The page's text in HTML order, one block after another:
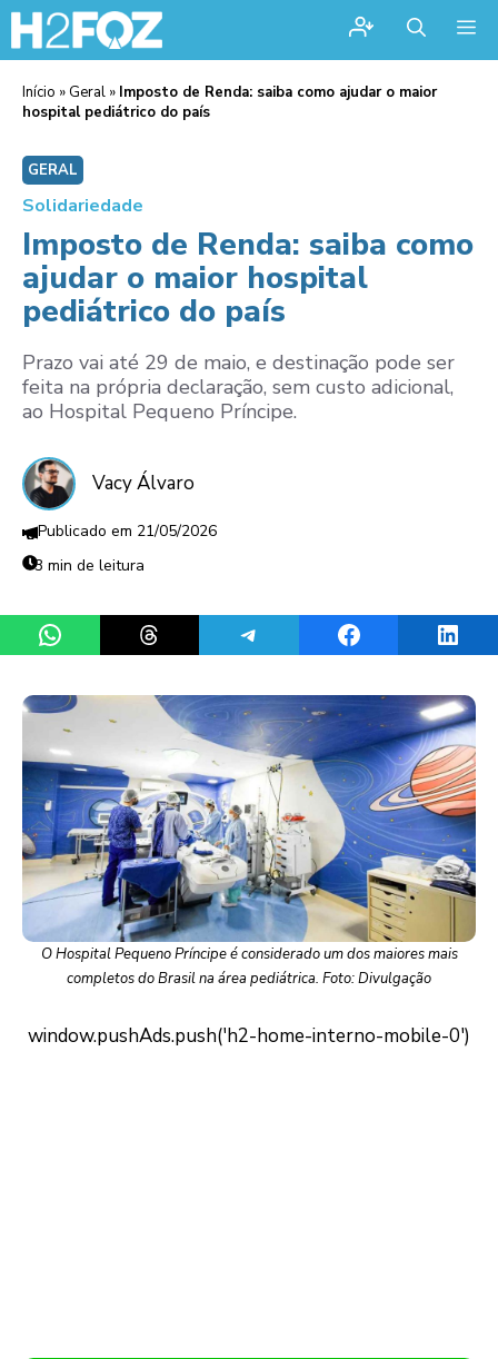
Início » Geral » Imposto de Renda: saiba como ajudar o maior
hospital pediátrico do país
GERAL
Solidariedade
Imposto de Renda: saiba como
ajudar o maior hospital
pediátrico do país
Prazo vai até 29 de maio, e destinação pode ser
feita na própria declaração, sem custo adicional,
ao Hospital Pequeno Príncipe.
Vacy Álvaro
21/05/2026
3 min de leitura
Share on WhatsAppShare on ThreadsShare on TelegramShare on Facebook
O Hospital Pequeno Príncipe é considerado um dos maiores mais
completos do Brasil na área pediátrica. Foto: Divulgação